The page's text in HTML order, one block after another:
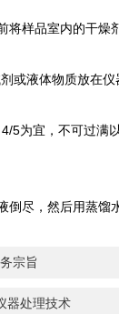
样品室内的干燥
液体物质放在仪
宜，不可过满以
尽，然后用蒸馏
宗旨
器处理技术